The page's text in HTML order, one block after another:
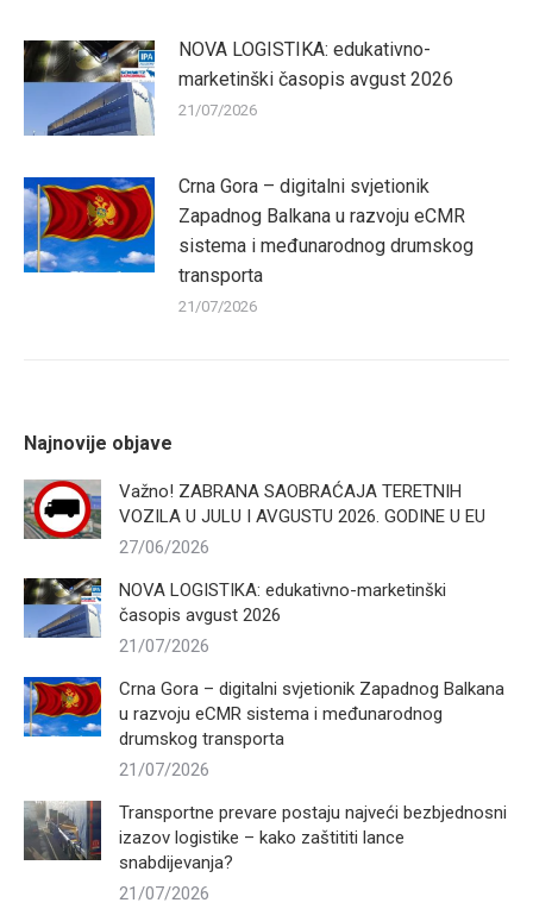
NOVA LOGISTIKA: edukativno-
marketinški časopis avgust 2026
21/07/2026
Crna Gora – digitalni svjetionik
Zapadnog Balkana u razvoju eCMR
sistema i međunarodnog drumskog
transporta
21/07/2026
Najnovije objave
Važno! ZABRANA SAOBRAĆAJA TERETNIH
VOZILA U JULU I AVGUSTU 2026. GODINE U EU
27/06/2026
NOVA LOGISTIKA: edukativno-marketinški
časopis avgust 2026
21/07/2026
Crna Gora – digitalni svjetionik Zapadnog Balkana
u razvoju eCMR sistema i međunarodnog
drumskog transporta
21/07/2026
Transportne prevare postaju najveći bezbjednosni
izazov logistike – kako zaštititi lance
snabdijevanja?
21/07/2026